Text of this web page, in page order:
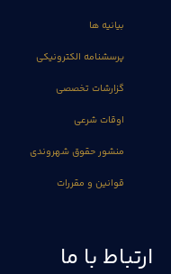
بیانیه ها
پرسشنامه الکترونیکی
گزارشات تخصصی
اوقات شرعی
منشور حقوق شهروندی
قوانین و مقررات
ارتباط با ما